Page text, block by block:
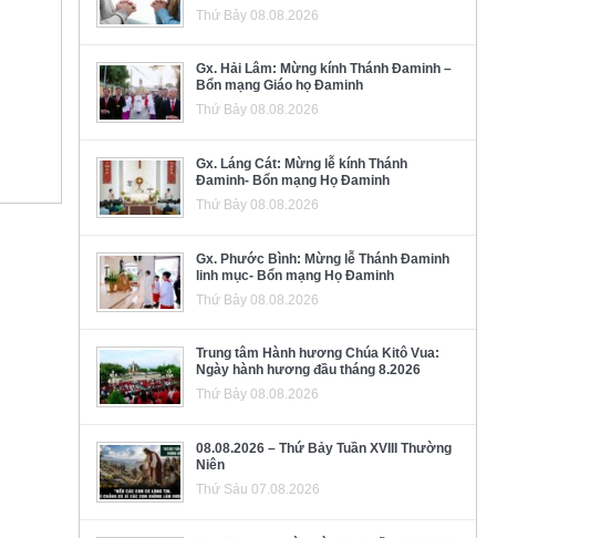
Thứ Bảy 08.08.2026
Gx. Hải Lâm: Mừng kính Thánh Đaminh –
Bổn mạng Giáo họ Đaminh
Thứ Bảy 08.08.2026
Gx. Láng Cát: Mừng lễ kính Thánh
Đaminh- Bổn mạng Họ Đaminh
Thứ Bảy 08.08.2026
Gx. Phước Bình: Mừng lễ Thánh Đaminh
linh mục- Bổn mạng Họ Đaminh
Thứ Bảy 08.08.2026
Trung tâm Hành hương Chúa Kitô Vua:
Ngày hành hương đầu tháng 8.2026
Thứ Bảy 08.08.2026
08.08.2026 – Thứ Bảy Tuần XVIII Thường
Niên
Thứ Sáu 07.08.2026